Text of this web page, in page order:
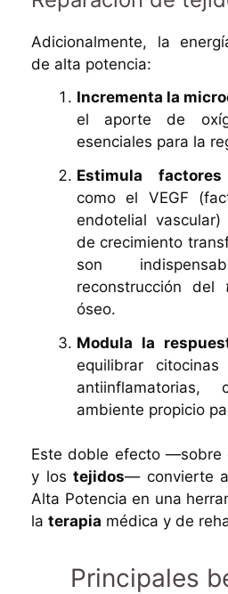
Adicionalmente, la
de alta potencia:
Incrementa la
el aporte de
esenciales para la
Estimula
como el VEGF
endotelial
de crecimiento
son
reconstrucción del
óseo.
Modula la
equilibrar
ambiente propicio
Este doble efecto —sobre
y los tejidos— convierte
Alta Potencia en una
la terapia médica y de
Principales